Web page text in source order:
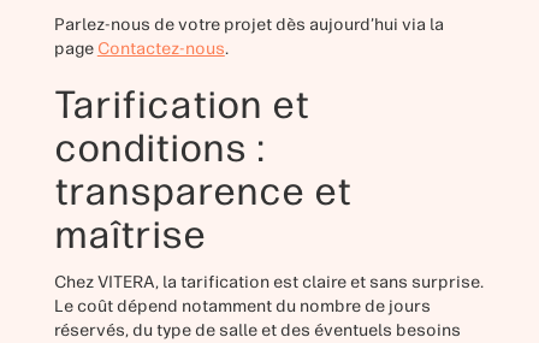
Parlez-nous de votre projet dès aujourd’hui via la
page Contactez-nous.
Tarification et
conditions :
transparence et
maîtrise
Chez VITERA, la tarification est claire et sans surprise.
Le coût dépend notamment du nombre de jours
réservés, du type de salle et des éventuels besoins